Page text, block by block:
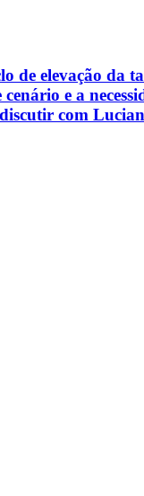
de elevação da
e a
com